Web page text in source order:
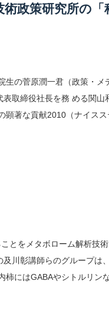
政策研究所の「
の菅原潤一君（政策・メ
取締役社長を務 める関山
著な貢献2010（ナイス
とをメタボローム解析技
川彰講師らのグループは
にはGABAやシトルリン